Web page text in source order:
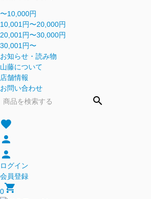
〜10,000円
10,001円〜20,000円
20,001円〜30,000円
30,001円〜
お知らせ・読み物
山藤について
店舗情報
お問い合わせ
search
favorite
person
person
ログイン
会員登録
0shopping_cart